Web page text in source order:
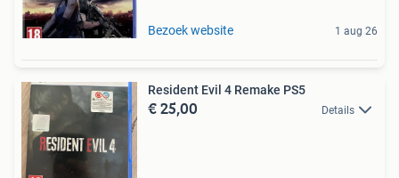
Bezoek website 1 aug 26
Resident Evil 4 Remake PS5
€ 25,00 Details